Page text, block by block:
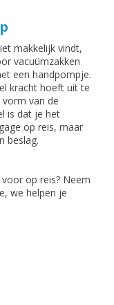
makkelijk vindt,
vacuümzakken
een handpompje.
kracht hoeft uit te
van de
is dat je het
op reis, maar
beslag.
op reis? Neem
we helpen je